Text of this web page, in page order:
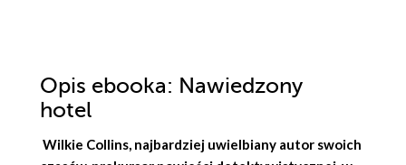
Opis ebooka: Nawiedzony
hotel
Wilkie Collins, najbardziej uwielbiany autor swoich